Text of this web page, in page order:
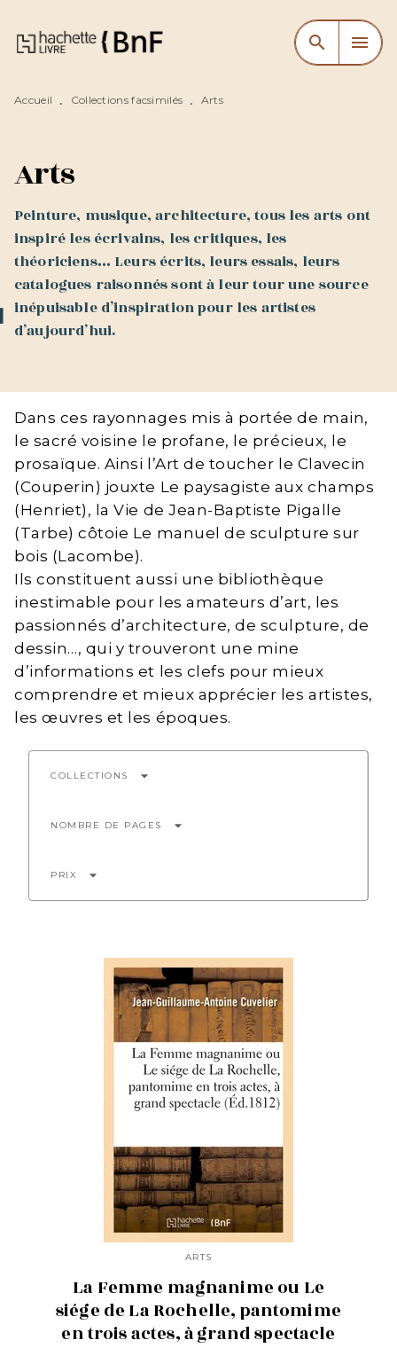
MENU RECHERCHE
CONTENU
search menu
Accueil • Collections facsimilés • Arts
Arts
Peinture, musique, architecture, tous les arts ont
inspiré les écrivains, les critiques, les
théoriciens… Leurs écrits, leurs essais, leurs
catalogues raisonnés sont à leur tour une source
inépuisable d’inspiration pour les artistes
d’aujourd’hui.
Dans ces rayonnages mis à portée de main,
le sacré voisine le profane, le précieux, le
prosaïque. Ainsi l’Art de toucher le Clavecin
(Couperin) jouxte Le paysagiste aux champs
(Henriet), la Vie de Jean-Baptiste Pigalle
(Tarbe) côtoie Le manuel de sculpture sur
bois (Lacombe).
Ils constituent aussi une bibliothèque
inestimable pour les amateurs d’art, les
passionnés d’architecture, de sculpture, de
dessin…, qui y trouveront une mine
d’informations et les clefs pour mieux
comprendre et mieux apprécier les artistes,
les œuvres et les époques.
COLLECTIONS arrow_drop_down
NOMBRE DE PAGES arrow_drop_down
PRIX arrow_drop_down
ARTS
La Femme magnanime ou Le
siége de La Rochelle, pantomime
en trois actes, à grand spectacle